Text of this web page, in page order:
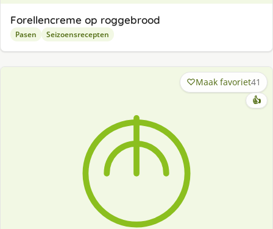
Forellencreme op roggebrood
Pasen Seizoensrecepten
Maak favoriet41
👍